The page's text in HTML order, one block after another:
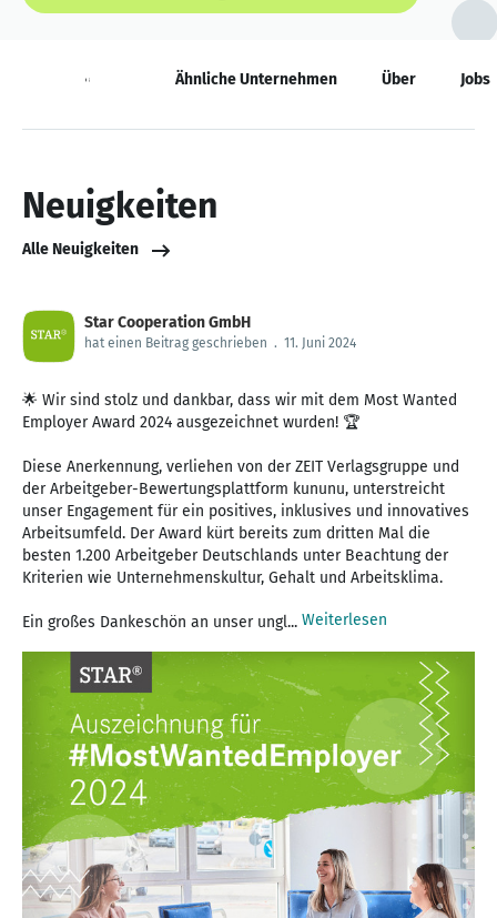
Neuigkeiten Ähnliche Unternehmen Über Jobs
Neuigkeiten
Alle Neuigkeiten
Star Cooperation GmbH
hat einen Beitrag geschrieben . 11. Juni 2024
🌟 Wir sind stolz und dankbar, dass wir mit dem Most Wanted
Employer Award 2024 ausgezeichnet wurden! 🏆
Diese Anerkennung, verliehen von der ZEIT Verlagsgruppe und
der Arbeitgeber-Bewertungsplattform kununu, unterstreicht
unser Engagement für ein positives, inklusives und innovatives
Arbeitsumfeld. Der Award kürt bereits zum dritten Mal die
besten 1.200 Arbeitgeber Deutschlands unter Beachtung der
Kriterien wie Unternehmenskultur, Gehalt und Arbeitsklima.
Ein großes Dankeschön an unser ungl... Weiterlesen